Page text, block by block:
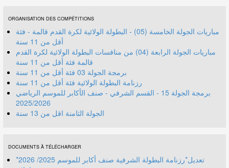
ORGANISATION DES COMPÉTITIONS
مباريات الجولة الخامسة (05) - البطولة الولائية لكرة القدم قالمة - فئة
أقل من 11 سنة
مباريات الجولة الرابعة (04) من منافسات البطولة الولائية لكرة القدم
قالمة فئة أقل من 11 سنة
برمجة الجولة 03 فئة أقل من 11 سنة
رزنامة البطولة الولائية فئة أقل من 11 سنة
برمجة الجولة 15 - القسم الشرفي - صنف الأكابر للموسم الرياضي
2025/2026
الجولة الثامنة اقل من 13 سنة
DOCUMENTS À TÉLÉCHARGER
*تعديل*رزنامة البطولة الشرفية صنف أكابر للموسم 2025/ 2026